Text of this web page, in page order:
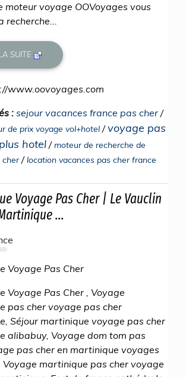
moteur voyage OOVoyages vous
recherche...
SUITE
www.oovoyages.com
: sejour vacances france pas cher /
de prix voyage vol+hotel /voyage pas
hotel /moteur de recherche de
cher/location vacances pas cher france
Voyage Pas Cher | Le Vauclin
...
Voyage Pas Cher
Voyage Pas Cher , Voyage
pas cher voyage pas cher
Séjour martinique voyage pas cher
alibabuy, Voyage dom tom pas
pas cher en martinique voyages
martinique pas cher voyage